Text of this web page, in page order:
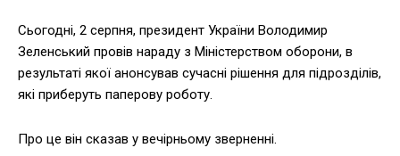
Сьогодні, 2 серпня, президент України Володимир
Зеленський провів нараду з Міністерством оборони, в
результаті якої анонсував сучасні рішення для підрозділів,
які приберуть паперову роботу.
Про це він сказав у вечірньому зверненні.